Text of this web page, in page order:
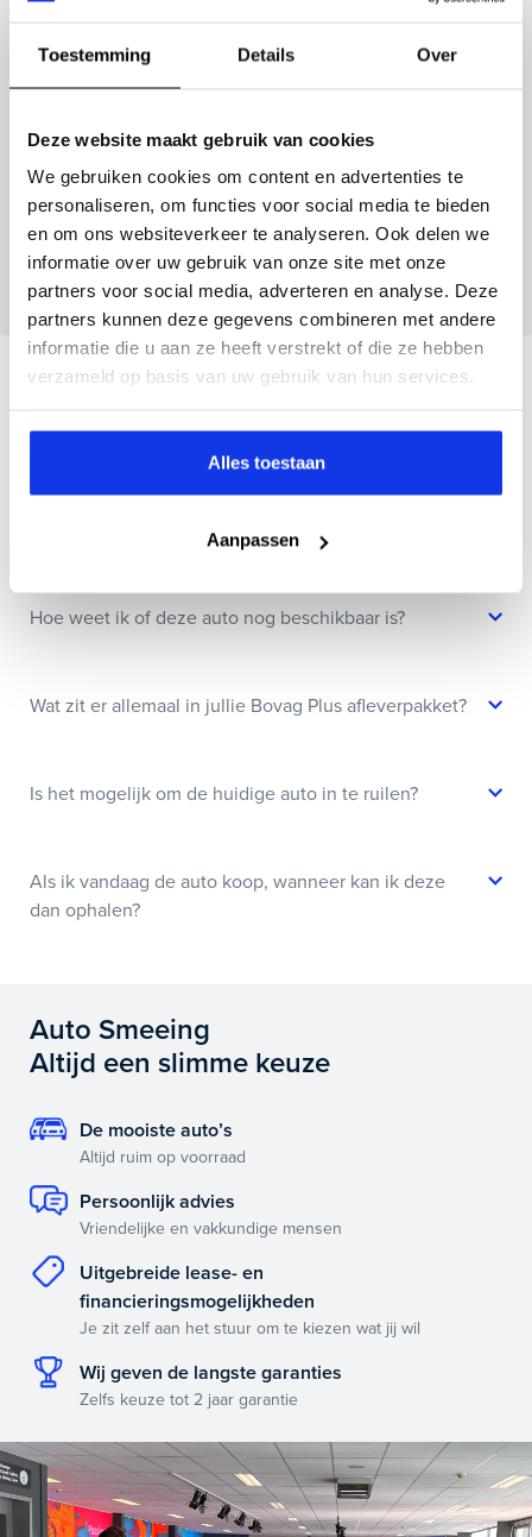
Toestemming Details Over
Deze website maakt gebruik van cookies
We gebruiken cookies om content en advertenties te
personaliseren, om functies voor social media te bieden
en om ons websiteverkeer te analyseren. Ook delen we
informatie over uw gebruik van onze site met onze
partners voor social media, adverteren en analyse. Deze
partners kunnen deze gegevens combineren met andere
informatie die u aan ze heeft verstrekt of die ze hebben
verzameld op basis van uw gebruik van hun services.
Alles toestaan
Aanpassen
Volkswagen Tiguan Allspace ook bij ons financieren of
Wanneer je foto’s meestuurt ontvang je op
maandag tot en met vrijdag binnen enkele uren
een voorstel.
Veelgestelde vragen
Kan ik een auto reserveren?
Hoe weet ik of deze auto nog beschikbaar is?
Wat zit er allemaal in jullie Bovag Plus afleverpakket?
Is het mogelijk om de huidige auto in te ruilen?
Als ik vandaag de auto koop, wanneer kan ik deze
dan ophalen?
Auto Smeeing
Altijd een slimme keuze
De mooiste auto’s
Altijd ruim op voorraad
Persoonlijk advies
Vriendelijke en vakkundige mensen
Uitgebreide lease- en
financieringsmogelijkheden
Je zit zelf aan het stuur om te kiezen wat jij wil
Wij geven de langste garanties
Zelfs keuze tot 2 jaar garantie